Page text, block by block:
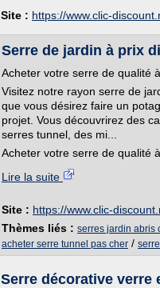
Site : https://www.clic-
Serre de jardin à prix
Acheter votre serre de qualité
Visitez notre rayon serre de
que vous désirez faire un
projet. Vous découvrirez des
serres tunnel, des mi...
Acheter votre serre de qualité
Lire la suite
Site : https://www.clic-
Thèmes liés : serres jardin abris
acheter serre tunnel pas cher /
Serre décorative verre